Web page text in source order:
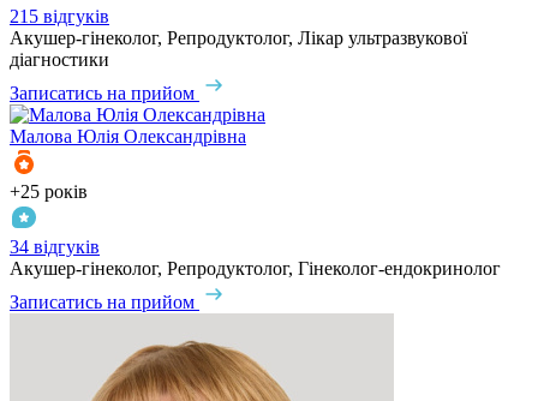
215 відгуків
Акушер-гінеколог, Репродуктолог, Лікар ультразвукової
діагностики
Записатись на прийом
Малова Юлія Олександрівна
+25 років
34 відгуків
Акушер-гінеколог, Репродуктолог, Гінеколог-ендокринолог
Записатись на прийом